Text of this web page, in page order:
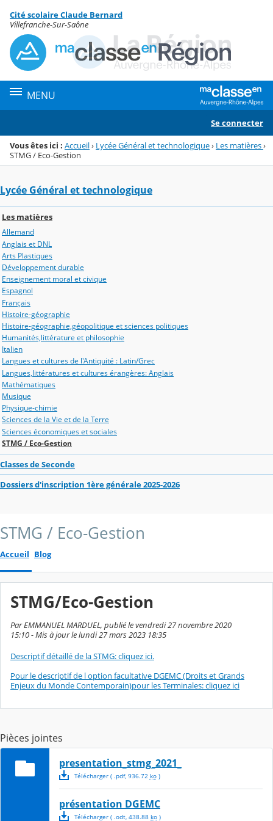
Menu de la rubrique
Contenu
Cité scolaire Claude Bernard
Villefranche-Sur-Saône
MENU
Se connecter
Vous êtes ici : Accueil› Lycée Général et technologique› Les matières›
STMG / Eco-Gestion
Lycée Général et technologique
Les matières
Allemand
Anglais et DNL
Arts Plastiques
Développement durable
Enseignement moral et civique
Espagnol
Français
Histoire-géographie
Histoire-géographie,géopolitique et sciences politiques
Humanités,littérature et philosophie
Italien
Langues et cultures de l'Antiquité : Latin/Grec
Langues,littératures et cultures érangères: Anglais
Mathématiques
Musique
Physique-chimie
Sciences de la Vie et de la Terre
Sciences économiques et sociales
STMG / Eco-Gestion
Classes de Seconde
Dossiers d'inscription 1ère générale 2025-2026
STMG / Eco-Gestion
Accueil Blog
STMG/Eco-Gestion
Par EMMANUEL MARDUEL, publié le vendredi 27 novembre 2020
15:10 - Mis à jour le lundi 27 mars 2023 18:35
Descriptif détaillé de la STMG: cliquez ici.
Pour le descriptif de l option facultative DGEMC (Droits et Grands
Enjeux du Monde Contemporain)pour les Terminales: cliquez ici
Pièces jointes
presentation_stmg_2021_
Télécharger( .pdf, 936.72 ko)
présentation DGEMC
Télécharger( .odt, 438.88 ko)